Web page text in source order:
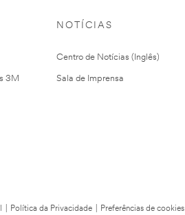
3M
NOTÍCIAS
Centro de Notícias (Inglês)
Sala de Imprensa
Política da Privacidade
Preferências de cookies